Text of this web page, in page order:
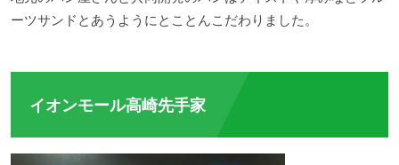
ーツサンドとあうようにとことんこだわりました。
イオンモール高崎先手家